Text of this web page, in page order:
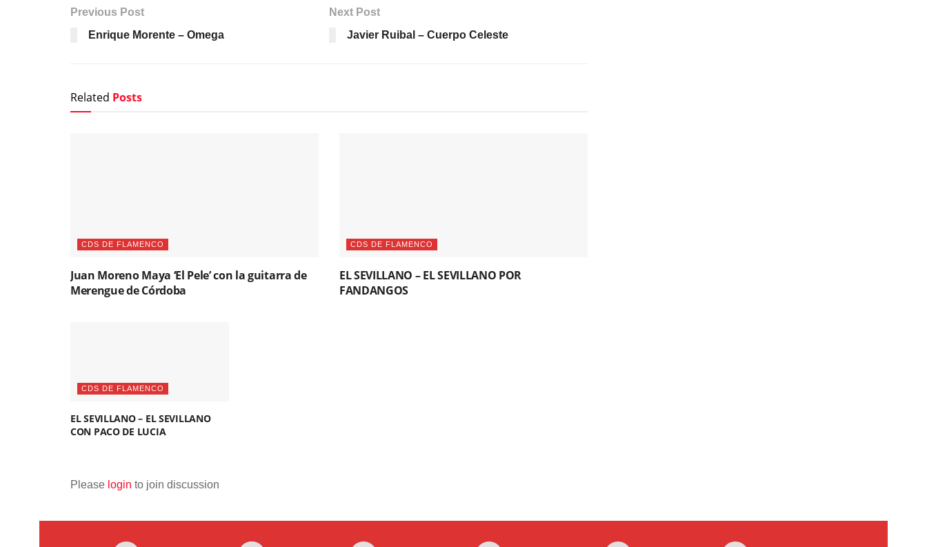
Previous Post
Enrique Morente – Omega
Next Post
Javier Ruibal – Cuerpo Celeste
Related Posts
CDS DE FLAMENCO
Juan Moreno Maya ‘El Pele’ con la guitarra de
Merengue de Córdoba
CDS DE FLAMENCO
EL SEVILLANO – EL SEVILLANO POR
FANDANGOS
CDS DE FLAMENCO
EL SEVILLANO – EL SEVILLANO
CON PACO DE LUCIA
Please login to join discussion